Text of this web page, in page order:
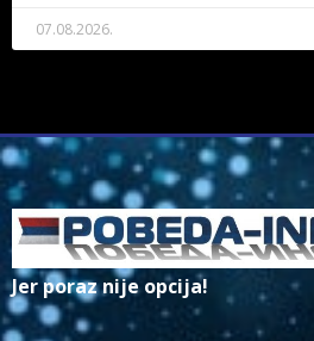
07.08.2026.
Jer poraz nije opcija!